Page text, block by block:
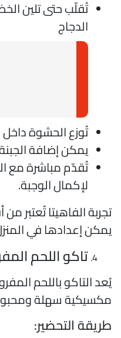
تُقلّب حتى تلين
الدجاج
تُوزع الحشوة داخل خبز
يمكن إضافة الجبنة
تُقدّم مباشرة مع
لإكمال الوجبة.
الفاهيتا تُعتبر
إعدادها في المنزل.
تاكو اللحم
التاكو باللحم
سهلة
التحضير: